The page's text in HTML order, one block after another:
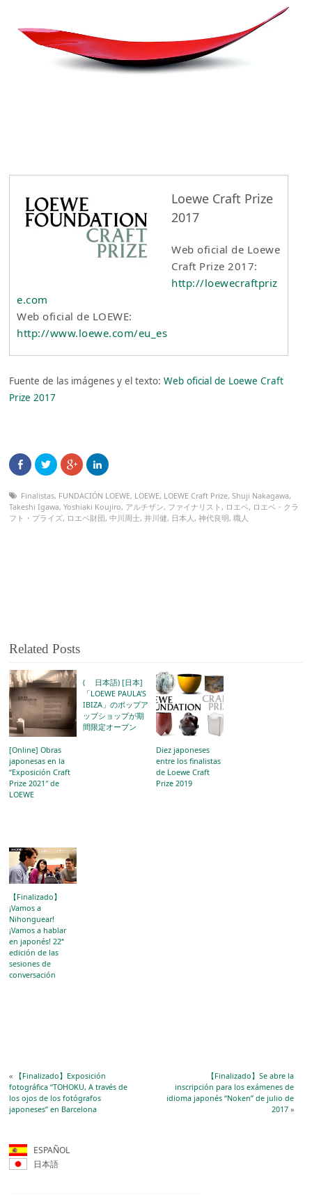
Loewe Craft Prize
2017
Web oficial de Loewe
Craft Prize 2017:
http://loewecraftpriz
e.com
Web oficial de LOEWE:
http://www.loewe.com/eu_es
Fuente de las imágenes y el texto:Web oficial de Loewe Craft
Prize 2017
Finalistas, FUNDACIÓN LOEWE, LOEWE, LOEWE Craft Prize,Shuji Nakagawa,
Takeshi Igawa,Yoshiaki Koujiro, アルチザン, ファイナリスト , ロエベ, ロエベ・クラ
フト・プライズ, ロエベ財団,中川周士,井川健, 日本人 ,神代良明,職人
Related Posts
[Online] Obras
japonesas en la
“Exposición Craft
Prize 2021″ de
LOEWE
( 日本語) [日本]
「LOEWE PAULA’S
IBIZA」のポップア
ップショップが期
間限定オープン
Diez japoneses
entre los finalistas
de Loewe Craft
Prize 2019
【Finalizado】
¡Vamos a
Nihonguear!
¡Vamos a hablar
en japonés! 22ª
edición de las
sesiones de
conversación
« 【Finalizado】Exposición
fotográfica “TOHOKU, A través de
los ojos de los fotógrafos
japoneses” en Barcelona
【Finalizado】Se abre la
inscripción para los exámenes de
idioma japonés “Noken” de julio de
2017»
ESPAÑOL
日本語